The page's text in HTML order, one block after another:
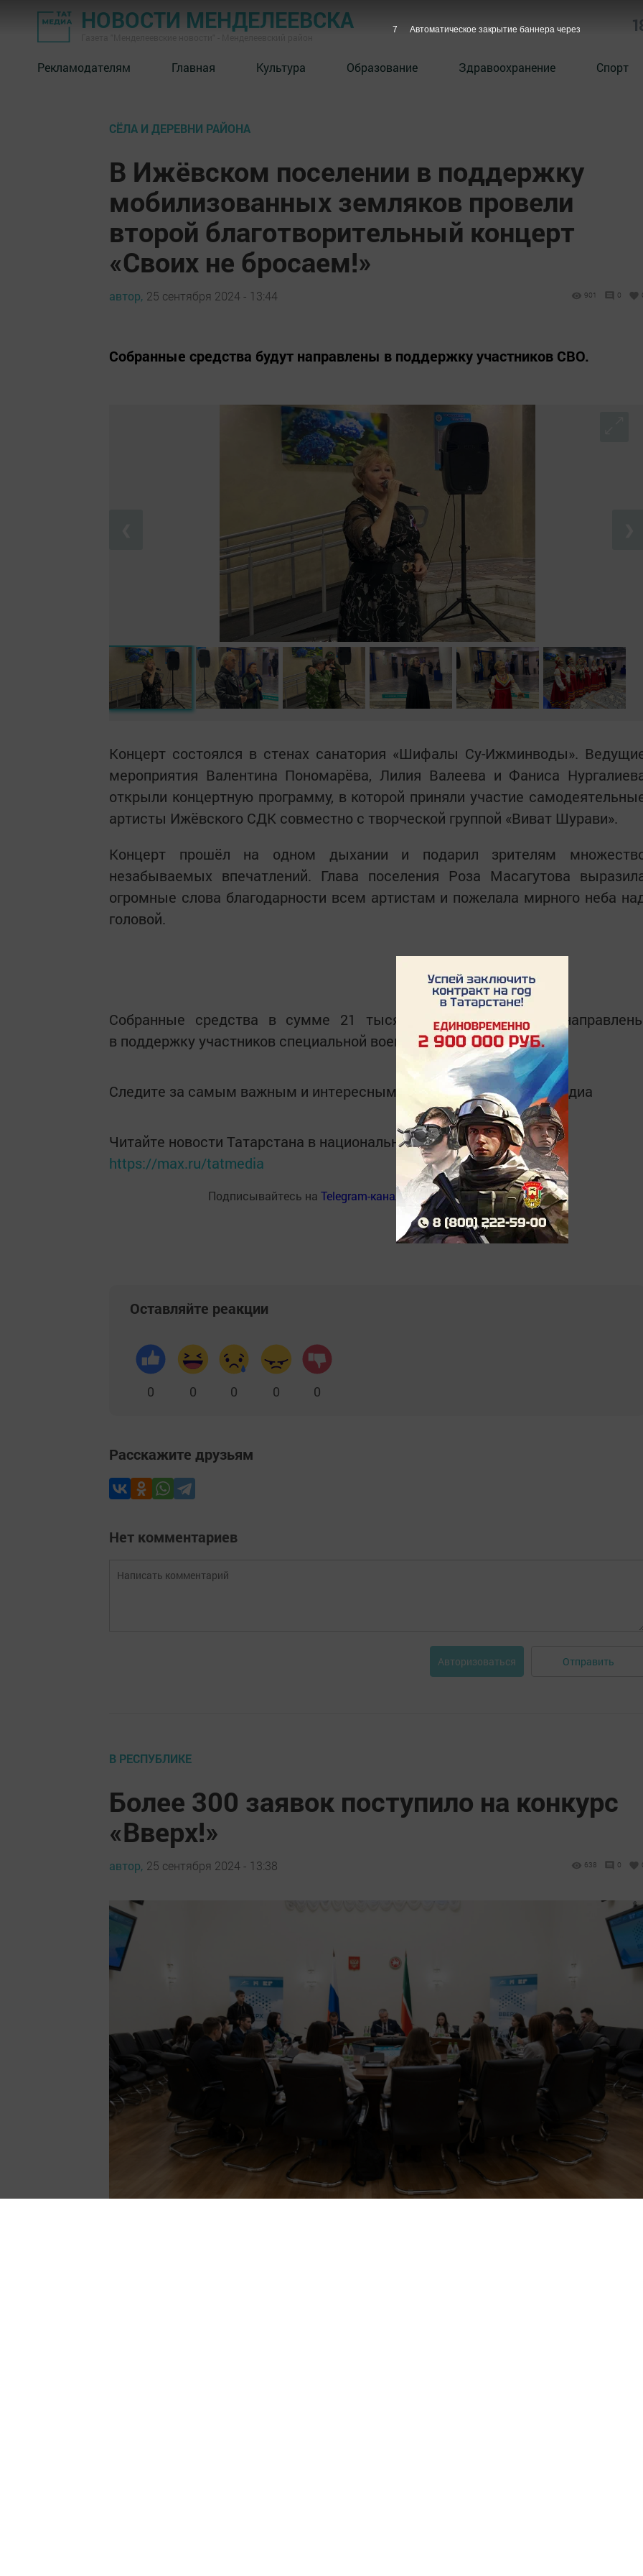
НОВОСТИ МЕНДЕЛЕЕВСКА
Рекламодателям Главная Культура Образование Здравоохранение Спорт
СЁЛА И ДЕРЕВНИ РАЙОНА
В Ижёвском поселении в поддержку
мобилизованных земляков провели
второй благотворительный концерт
«Своих не бросаем!»
автор, 25 сентября 2024 - 13:44 901 0
Собранные средства будут направлены в поддержку участников СВО.
Концерт состоялся в стенах санатория «Шифалы Су-Ижминводы».
мероприятия Валентина Пономарёва, Лилия Валеева и Фаниса
открыли концертную программу, в которой приняли участие
артисты Ижёвского СДК совместно с творческой группой «Виват Шурави».
Концерт прошёл на одном дыхании и подарил зрителям
незабываемых впечатлений. Глава поселения Роза Масагутова
огромные слова благодарности всем артистам и пожелала мирного неба
головой.
Собранные средства в сумме 21 тысяча 500 рублей будут
в поддержку участников специальной военной операции.
Следите за самым важным и интересным в Telegram-канале Татмедиа
Читайте новости Татарстана в национальном мессенджере MАХ:
https://max.ru/tatmedia
Подписывайтесь на Telegram-канал«Менделеевские новости»
Оставляйте реакции
0 0 0 0 0
Расскажите друзьям
Нет комментариев
Авторизоваться Отправить
В РЕСПУБЛИКЕ
Более 300 заявок поступило на конкурс
«Вверх!»
автор, 25 сентября 2024 - 13:38 638 0
7 Автоматическое закрытие баннера через